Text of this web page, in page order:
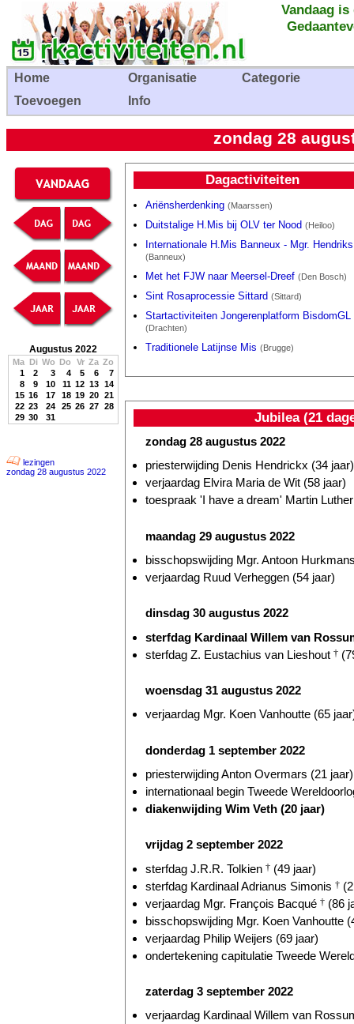
Vandaag
Home Organisatie
Categorie
Toevoegen
Info
zondag 28
Augustus 2022
Ma Di Wo Do Vr Za Zo
1
2 3 4 5 6
7
8
9 10 11 12 13 14
15 16 17 18 19 20 21
22 23 24 25 26 27 28
29 30 31
lezingen
zondag 28 augustus 2022
Dagactiviteiten
Ariënsherdenking (Maarssen)
Duitstalige H.Mis bij OLV ter Nood (Heiloo)
Internationale H.Mis Banneux - Mgr. Hendriks
(Banneux)
Met het FJW naar Meersel-Dreef (Den Bosch)
Sint Rosaprocessie Sittard (Sittard)
Startactiviteiten Jongerenplatform BisdomGL
(Drachten)
Traditionele Latijnse Mis (Brugge)
Jubilea (21
zondag 28 augustus 2022
priesterwijding Denis Hendrickx (34 jaar)
verjaardag Elvira Maria de Wit (58 jaar)
toespraak 'I have a dream' Martin
maandag 29 augustus 2022
bisschopswijding Mgr. Antoon
verjaardag Ruud Verheggen (54 jaar)
dinsdag 30 augustus 2022
sterfdag Kardinaal Willem van
sterfdag Z. Eustachius van Lieshout †
woensdag 31 augustus 2022
verjaardag Mgr. Koen Vanhoutte (65
donderdag 1 september 2022
priesterwijding Anton Overmars (21 jaar)
internationaal begin Tweede
diakenwijding Wim Veth (20 jaar)
vrijdag 2 september 2022
sterfdag J.R.R. Tolkien † (49 jaar)
sterfdag Kardinaal Adrianus Simonis †
verjaardag Mgr. François Bacqué † (86
bisschopswijding Mgr. Koen Vanhoutte
verjaardag Philip Weijers (69 jaar)
ondertekening capitulatie Tweede
zaterdag 3 september 2022
verjaardag Kardinaal Willem van